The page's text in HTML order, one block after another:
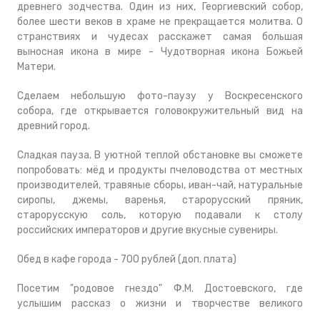
древнего зодчества. Один из них, Георгиевский собор,
более шести веков в храме не прекращается молитва. О
странствиях и чудесах расскажет самая большая
выносная икона в мире - Чудотворная икона Божьей
Матери.
Сделаем небольшую фото-паузу у Воскресенского
собора, где открывается головокружительный вид на
древний город.
Сладкая пауза. В уютной теплой обстановке вы сможете
попробовать: мёд и продукты пчеловодства от местных
производителей, травяные сборы, иван-чай, натуральные
сиропы, джемы, варенья, старорусский пряник,
старорусскую соль, которую подавали к столу
российских императоров и другие вкусные сувениры.
Обед в кафе города - 700 рублей (доп. плата)
Посетим "родовое гнездо" Ф.М. Достоевского, где
услышим рассказ о жизни и творчестве великого